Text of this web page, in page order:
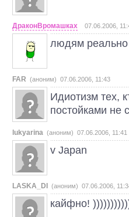
ДраконВромашках 07.06.2006,
людям
FAR (аноним) 07.06.2006, 11:43
Идиотизм тех,
постойками не
lukyarina (аноним) 07.06.2006, 11:41
v Japan
LASKA_DI (аноним) 07.06.2006,
кайфно!